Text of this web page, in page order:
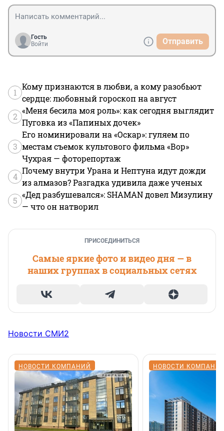
Гость
Войти
Отправить
1
Кому признаются в любви, а кому разобьют
сердце: любовный гороскоп на август
2
«Меня бесила моя роль»: как сегодня выглядит
Пуговка из «Папиных дочек»
3
Его номинировали на «Оскар»: гуляем по
местам съемок культового фильма «Вор»
Чухрая — фоторепортаж
4
Почему внутри Урана и Нептуна идут дожди
из алмазов? Разгадка удивила даже ученых
5
«Дед разбушевался»: SHAMAN довел Мизулину
— что он натворил
ПРИСОЕДИНИТЬСЯ
Самые яркие фото и видео дня — в
наших группах в социальных сетях
Новости СМИ2
НОВОСТИ КОМПАНИЙ НОВОСТИ